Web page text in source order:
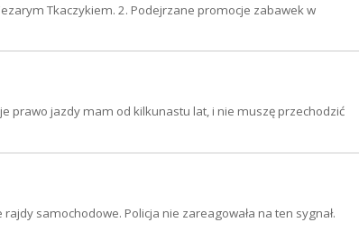
Tkaczykiem. 2. Podejrzane promocje zabawek w
prawo jazdy mam od kilkunastu lat, i nie muszę przechodzić
samochodowe. Policja nie zareagowała na ten sygnał.